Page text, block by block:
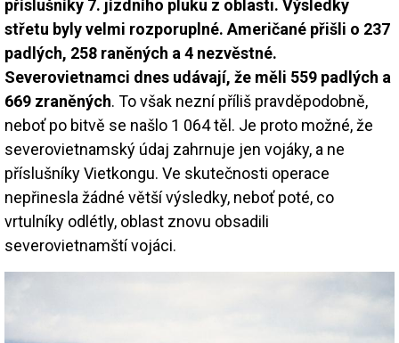
příslušníky 7. jízdního pluku z oblasti. Výsledky
střetu byly velmi rozporuplné. Američané přišli o 237
padlých, 258 raněných a 4 nezvěstné.
Severovietnamci dnes udávají, že měli 559 padlých a
669 zraněných. To však nezní příliš pravděpodobně,
neboť po bitvě se našlo 1 064 těl. Je proto možné, že
severovietnamský údaj zahrnuje jen vojáky, a ne
příslušníky Vietkongu. Ve skutečnosti operace
nepřinesla žádné větší výsledky, neboť poté, co
vrtulníky odlétly, oblast znovu obsadili
severovietnamští vojáci.